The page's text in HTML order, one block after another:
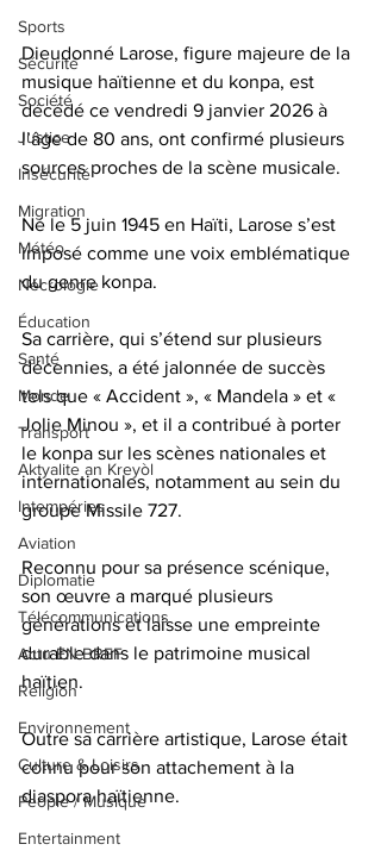
Sports
Sécurité
Société
Justice
Insécurité
Migration
Météo
Nécrologie
Éducation
Santé
Monde
Transport
Aktyalite an Kreyòl
Intempéries
Aviation
Diplomatie
Télécommunications
Actu EN BREF
Religion
Environnement
Culture & Loisirs
People / Musique
Entertainment
Dieudonné Larose, figure majeure de la
musique haïtienne et du konpa, est
décédé ce vendredi 9 janvier 2026 à
l’âge de 80 ans, ont confirmé plusieurs
sources proches de la scène musicale.
Né le 5 juin 1945 en Haïti, Larose s’est
imposé comme une voix emblématique
du genre konpa.
Sa carrière, qui s’étend sur plusieurs
décennies, a été jalonnée de succès
tels que « Accident », « Mandela » et «
Jolie Minou », et il a contribué à porter
le konpa sur les scènes nationales et
internationales, notamment au sein du
groupe Missile 727.
Reconnu pour sa présence scénique,
son œuvre a marqué plusieurs
générations et laisse une empreinte
durable dans le patrimoine musical
haïtien.
Outre sa carrière artistique, Larose était
connu pour son attachement à la
diaspora haïtienne.